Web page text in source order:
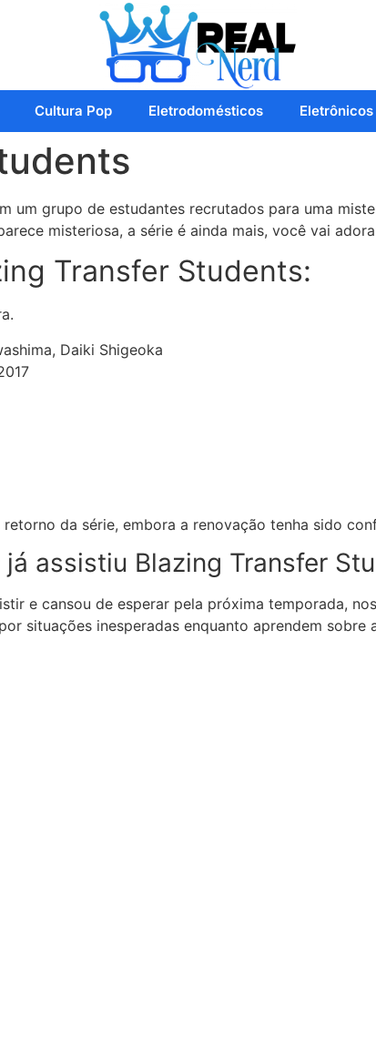
Cultura Pop Eletrodomésticos Eletrônicos
um grupo de estudantes recrutados para uma
misteriosa, a série é ainda mais, você vai
Transfer Students:
Daiki Shigeoka
da série, embora a renovação tenha sido
assistiu Blazing Transfer
e cansou de esperar pela próxima temporada,
situações inesperadas enquanto aprendem sobre